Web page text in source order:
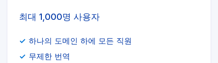
최대 1,000명 사용자
하나의 도메인 하에 모든 직원
무제한 번역